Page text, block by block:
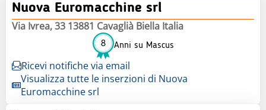
Nuova Euromacchine srl
Via Ivrea, 33 13881 Cavaglià Biella Italia
8 Anni su Mascus
Ricevi notifiche via email
Visualizza tutte le inserzioni di Nuova
Euromacchine srl